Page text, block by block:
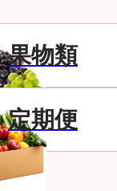
果物類
定期便